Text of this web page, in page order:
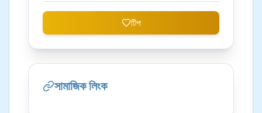
টিপ
সামাজিক লিংক